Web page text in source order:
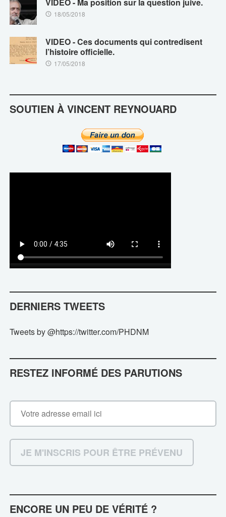
VIDEO - Ma position sur la question juive.
18/05/2018
VIDEO - Ces documents qui contredisent
l’histoire officielle.
17/05/2018
SOUTIEN À VINCENT REYNOUARD
DERNIERS TWEETS
Tweets by @https://twitter.com/PHDNM
RESTEZ INFORMÉ DES PARUTIONS
ENCORE UN PEU DE VÉRITÉ ?